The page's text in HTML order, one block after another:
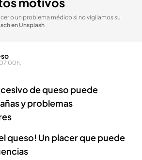
o un problema médico si no vigilamos su
en Unsplash
de queso puede
y problemas
queso! Un placer que puede